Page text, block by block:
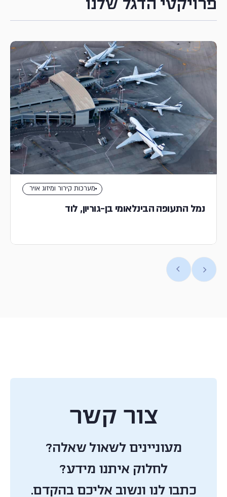
פרויקטי הדגל שלנו
מערכות קירור ומיזוג אויר
נמל התעופה הבינלאומי בן-גוריון, לוד
צור קשר
מעוניינים לשאול שאלה?
לחלוק איתנו מידע?
כתבו לנו ונשוב אליכם בהקדם.